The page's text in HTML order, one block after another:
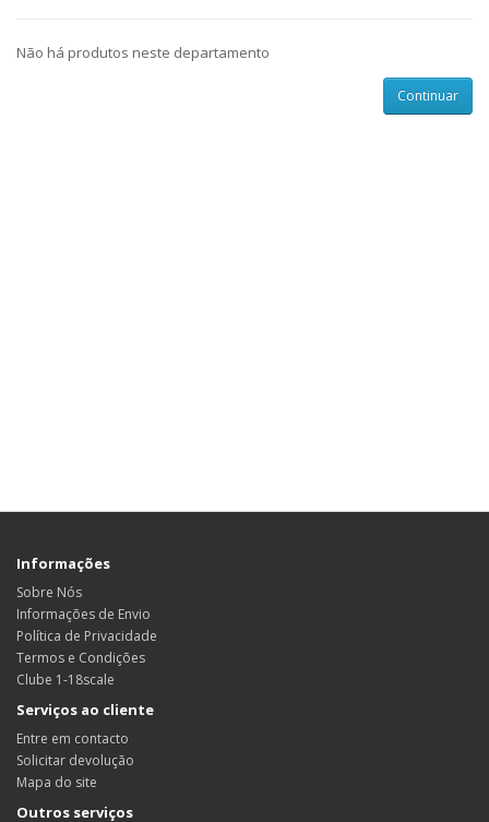
Não há produtos neste departamento
Continuar
Informações
Sobre Nós
Informações de Envio
Política de Privacidade
Termos e Condições
Clube 1-18scale
Serviços ao cliente
Entre em contacto
Solicitar devolução
Mapa do site
Outros serviços